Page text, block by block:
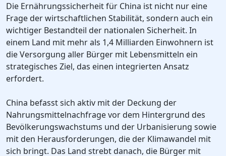
Die Ernährungssicherheit für China ist nicht nur eine
Frage der wirtschaftlichen Stabilität, sondern auch ein
wichtiger Bestandteil der nationalen Sicherheit. In
einem Land mit mehr als 1,4 Milliarden Einwohnern ist
die Versorgung aller Bürger mit Lebensmitteln ein
strategisches Ziel, das einen integrierten Ansatz
erfordert.
China befasst sich aktiv mit der Deckung der
Nahrungsmittelnachfrage vor dem Hintergrund des
Bevölkerungswachstums und der Urbanisierung sowie
mit den Herausforderungen, die der Klimawandel mit
sich bringt. Das Land strebt danach, die Bürger mit